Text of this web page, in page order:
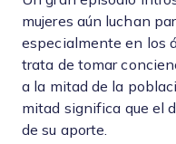
mujeres aún luchan
especialmente en los
trata de tomar
a la mitad de la
mitad significa que el
de su aporte.